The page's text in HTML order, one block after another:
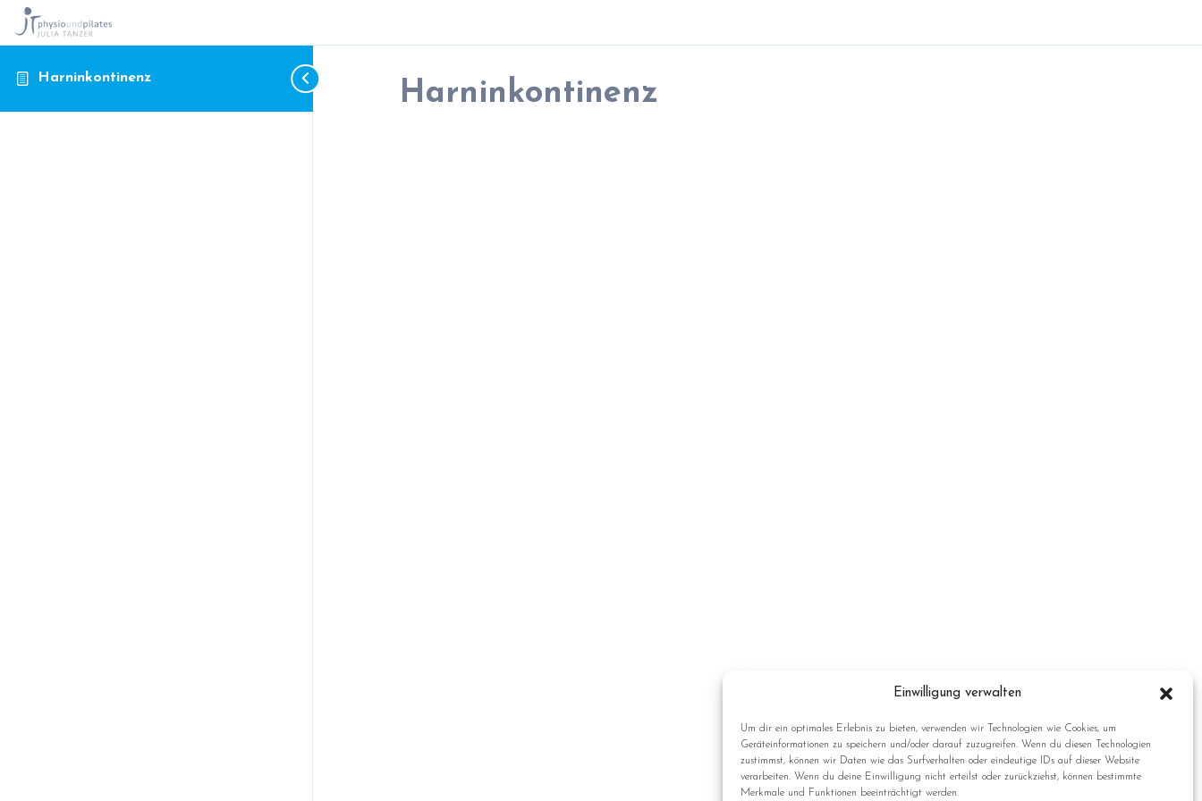
Einwilligung verwalten
Um dir ein optimales Erlebnis zu bieten, verwenden wir Technologien wie Cookies, um
Geräteinformationen zu speichern und/oder darauf zuzugreifen. Wenn du diesen Technologien
zustimmst, können wir Daten wie das Surfverhalten oder eindeutige IDs auf dieser Website
verarbeiten. Wenn du deine Einwilligung nicht erteilst oder zurückziehst, können bestimmte
Merkmale und Funktionen beeinträchtigt werden.
Harninkontinenz Harninkontinenz